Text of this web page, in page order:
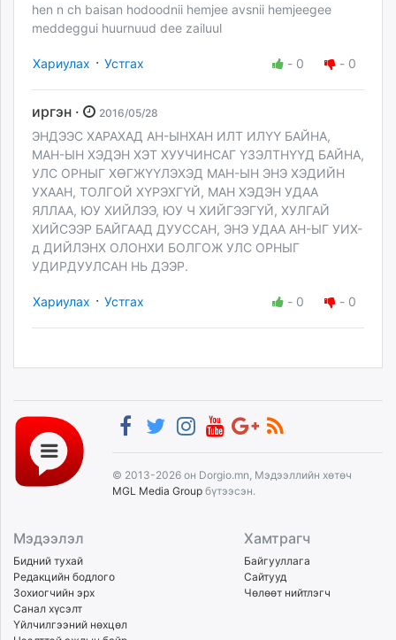
hen n ch baisan hodoodnii hemjee avsnii hemjeegee
meddeggui huurnuud dee zailuul
Хариулах · Устгах - 0 - 0
иргэн · 2016/05/28
ЭНДЭЭС ХАРАХАД АН-ЫНХАН ИЛТ ИЛҮҮ БАЙНА,
МАН-ЫН ХЭДЭН ХЭТ ХУУЧИНСАГ ҮЗЭЛТНҮҮД БАЙНА,
УЛС ОРНЫГ ХӨГЖҮҮЛЭХЭД МАН-ЫН ЭНЭ ХЭДИЙН
УХААН, ТОЛГОЙ ХҮРЭХГҮЙ, МАН ХЭДЭН УДАА
ЯЛЛАА, ЮУ ХИЙЛЭЭ, ЮУ Ч ХИЙГЭЭГҮЙ, ХУЛГАЙ
ХИЙСЭЭР БАЙГААД ДУУССАН, ЭНЭ УДАА АН-ЫГ УИХ-
д ДИЙЛЭНХ ОЛОНХИ БОЛГОЖ УЛС ОРНЫГ
УДИРДУУЛСАН НЬ ДЭЭР.
Хариулах · Устгах - 0 - 0
© 2013-2026 он Dorgio.mn, Мэдээллийн хөтөч
MGL Media Group бүтээсэн.
Мэдээлэл
Бидний тухай
Редакцийн бодлого
Зохиогчийн эрх
Санал хүсэлт
Үйлчилгээний нөхцөл
Хамтрагч
Байгууллага
Сайтууд
Чөлөөт нийтлэгч